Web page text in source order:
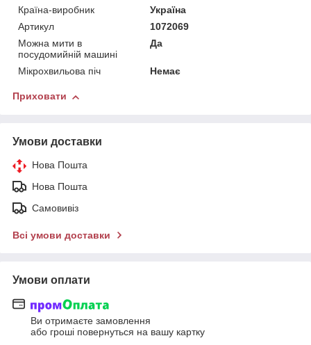
Країна-виробник
Україна
Артикул
1072069
Можна мити в
посудомийній машині
Да
Мікрохвильова піч Немає
Приховати
Умови доставки
Нова Пошта
Нова Пошта
Самовивіз
Всі умови доставки
Умови оплати
Ви отримаєте замовлення
або гроші повернуться на вашу картку